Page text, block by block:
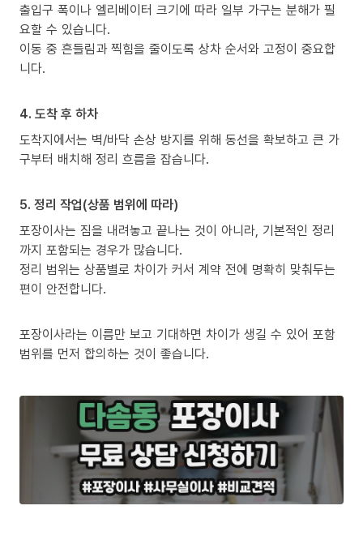
출입구 폭이나 엘리베이터 크기에 따라 일부 가구는 분해가 필
요할 수 있습니다.
이동 중 흔들림과 찍힘을 줄이도록 상차 순서와 고정이 중요합
니다.
4. 도착 후 하차
도착지에서는 벽/바닥 손상 방지를 위해 동선을 확보하고 큰 가
구부터 배치해 정리 흐름을 잡습니다.
5. 정리 작업(상품 범위에 따라)
포장이사는 짐을 내려놓고 끝나는 것이 아니라, 기본적인 정리
까지 포함되는 경우가 많습니다.
정리 범위는 상품별로 차이가 커서 계약 전에 명확히 맞춰두는
편이 안전합니다.
포장이사라는 이름만 보고 기대하면 차이가 생길 수 있어 포함
범위를 먼저 합의하는 것이 좋습니다.